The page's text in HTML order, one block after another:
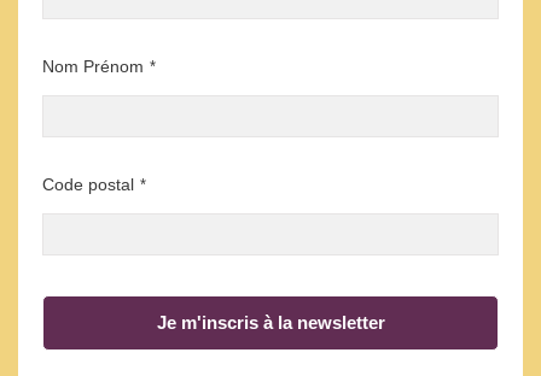
Nom Prénom *
Code postal *
Je m'inscris à la newsletter